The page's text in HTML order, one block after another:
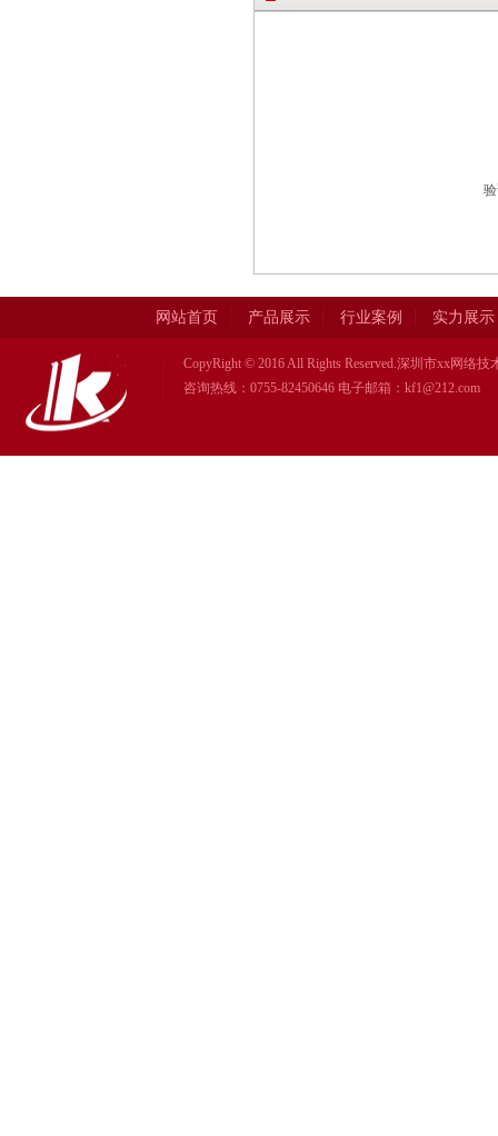
网站首页 产品展示 行业案例 实力展示
CopyRight © 2016 All Rights Reserved.深圳市xx网络技
咨询热线：0755-82450646 电子邮箱：kf1@212.com